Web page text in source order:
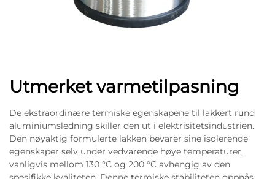
Utmerket varmetilpasning
De ekstraordinære termiske egenskapene til lakkert rund
aluminiumsledning skiller den ut i elektrisitetsindustrien.
Den nøyaktig formulerte lakken bevarer sine isolerende
egenskaper selv under vedvarende høye temperaturer,
vanligvis mellom 130 °C og 200 °C avhengig av den